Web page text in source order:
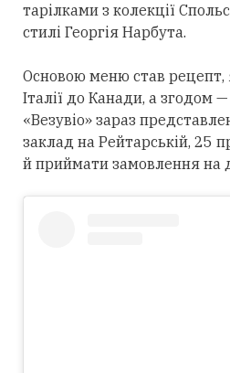
тарілками з колекції
стилі Георгія Нарбута.
Основою меню став рецепт,
Італії до Канади, а згодом
«Везувіо» зараз
заклад на Рейтарській, 25
й приймати замовлення на